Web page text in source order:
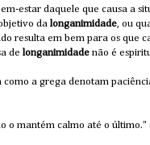
estar daquele que causa a
da longanimidade, ou
resulta em bem para os que
de longanimidade não é
a grega denotam
o mantém calmo até o